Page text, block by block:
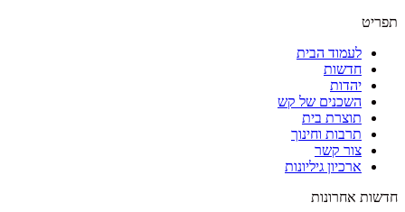
תפריט
לעמוד הבית
חדשות
יהדות
השכנים של קש
תוצרת בית
תרבות וחינוך
צור קשר
ארכיון גיליונות
חדשות אחרונות